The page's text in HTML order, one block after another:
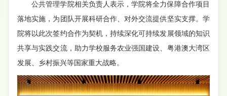
公共管理学院相关负责人表示，学院将全力保障合作项目
落地实施，为团队开展科研合作、对外交流提供坚实支撑。学
院将以此次签约合作为契机，持续深化可持续发展领域的知识
共享与实践交流，助力学校服务农业强国建设、粤港澳大湾区
发展、乡村振兴等国家重大战略。